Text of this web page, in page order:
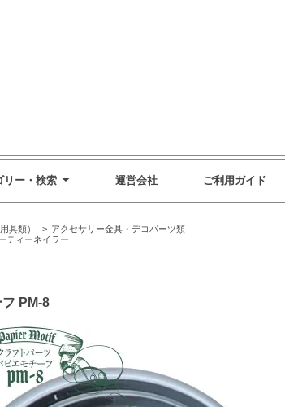
リー・検索 運営会社 ご利用ガイド
具類） > アクセサリー金具・デコパーツ類
ティーネイラー
PM-8